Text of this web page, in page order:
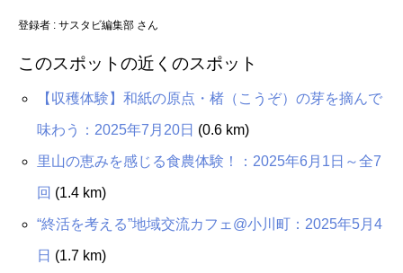
登録者 : サスタビ編集部 さん
このスポットの近くのスポット
【収穫体験】和紙の原点・楮（こうぞ）の芽を摘んで
味わう：2025年7月20日 (0.6 km)
里山の恵みを感じる食農体験！：2025年6月1日～全7
回 (1.4 km)
“終活を考える”地域交流カフェ@小川町：2025年5月4
日 (1.7 km)